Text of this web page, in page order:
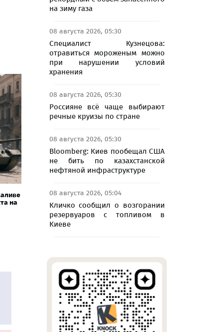
на
на зиму газа
08 августа 2026, 05:30
Специалист Кузнецова:
отравиться мороженым можно
при нарушении условий
хранения
08 августа 2026, 05:30
Россияне всё чаще выбирают
речные круизы по стране
08 августа 2026, 05:30
Bloomberg: Киев пообещал США
не бить по казахстанской
нефтяной инфраструктуре
08 августа 2026, 05:04
Кличко сообщил о возгорании
резервуаров с топливом в
Киеве